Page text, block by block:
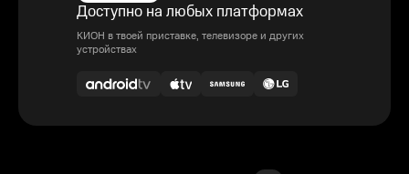
Доступно на любых платформах
КИОН в твоей приставке, телевизоре и других
устройствах